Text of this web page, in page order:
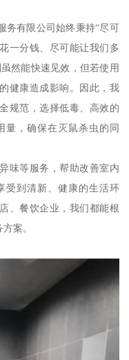
务有限公司始终秉持“尽可
一分钱、尽可能让我们多
然能快速见效，但若使用
健康造成影响。因此，我
规范，选择低毒、高效的
量，确保在灭鼠杀虫的同
味等服务，帮助改善室内
受到清新、健康的生活环
、餐饮企业，我们都能根
案。